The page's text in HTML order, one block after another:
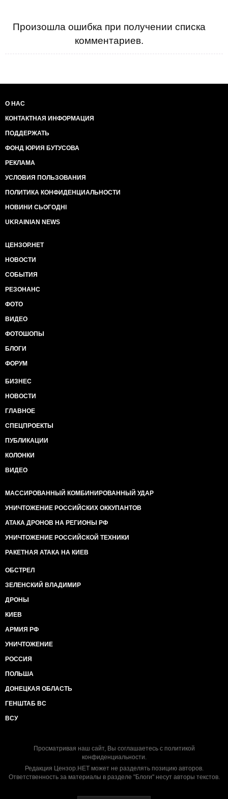
Произошла ошибка при получении списка
комментариев.
О НАС
КОНТАКТНАЯ ИНФОРМАЦИЯ
ПОДДЕРЖАТЬ
ФОНД ЮРИЯ БУТУСОВА
РЕКЛАМА
УСЛОВИЯ ПОЛЬЗОВАНИЯ
ПОЛИТИКА КОНФИДЕНЦИАЛЬНОСТИ
НОВИНИ СЬОГОДНІ
UKRAINIAN NEWS
ЦЕНЗОР.НЕТ
НОВОСТИ
СОБЫТИЯ
РЕЗОНАНС
ФОТО
ВИДЕО
ФОТОШОПЫ
БЛОГИ
ФОРУМ
БИЗНЕС
НОВОСТИ
ГЛАВНОЕ
СПЕЦПРОЕКТЫ
ПУБЛИКАЦИИ
КОЛОНКИ
ВИДЕО
МАССИРОВАННЫЙ КОМБИНИРОВАННЫЙ УДАР
УНИЧТОЖЕНИЕ РОССИЙСКИХ ОККУПАНТОВ
АТАКА ДРОНОВ НА РЕГИОНЫ РФ
УНИЧТОЖЕНИЕ РОССИЙСКОЙ ТЕХНИКИ
РАКЕТНАЯ АТАКА НА КИЕВ
ОБСТРЕЛ
ЗЕЛЕНСКИЙ ВЛАДИМИР
ДРОНЫ
КИЕВ
АРМИЯ РФ
УНИЧТОЖЕНИЕ
РОССИЯ
ПОЛЬША
ДОНЕЦКАЯ ОБЛАСТЬ
ГЕНШТАБ ВС
ВСУ
Просматривая наш сайт, Вы соглашаетесь с политикой
конфиденциальности.
Редакция Цензор.НЕТ может не разделять позицию авторов.
Ответственность за материалы в разделе "Блоги" несут авторы текстов.